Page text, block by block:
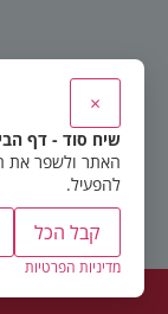
×
שיח סוד - דף
האתר ולשפר את
להפעיל.
קבל הכל
מדיניות הפרטיות